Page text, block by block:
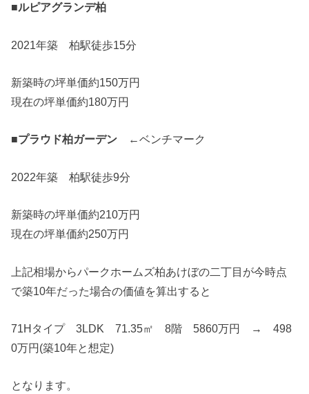
■ルピアグランデ柏
2021年築 柏駅徒歩15分
新築時の坪単価約150万円
現在の坪単価約180万円
■プラウド柏ガーデン ←ベンチマーク
2022年築 柏駅徒歩9分
新築時の坪単価約210万円
現在の坪単価約250万円
上記相場からパークホームズ柏あけぼの二丁目が今時点
で築10年だった場合の価値を算出すると
71Hタイプ 3LDK 71.35㎡ 8階 5860万円 → 498
0万円(築10年と想定)
となります。